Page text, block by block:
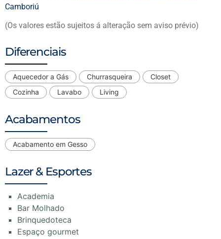
Camboriú
(Os valores estão sujeitos á alteração sem aviso prévio)
Diferenciais
Aquecedor a Gás Churrasqueira
Closet
Cozinha
Lavabo Living
Acabamentos
Acabamento em Gesso
Lazer & Esportes
Academia
Bar Molhado
Brinquedoteca
Espaço gourmet